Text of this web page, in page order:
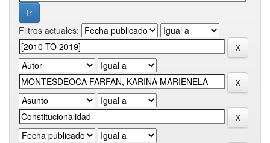
Filtros actuales: